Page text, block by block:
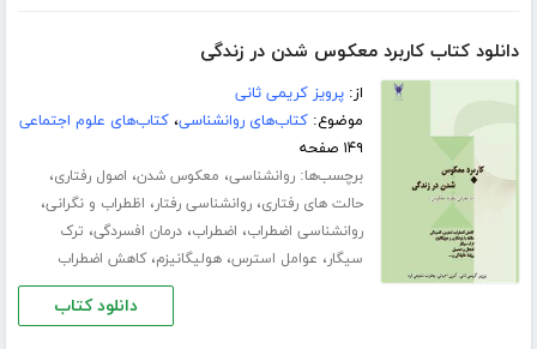
دانلود کتاب کاربرد معکوس شدن در زندگی
از:پرویز کریمی ثانی
موضوع:کتاب‌های روانشناسی،کتاب‌های علوم اجتماعی
۱۴۹ صفحه
برچسب‌ها:روانشناسی، معکوس شدن، اصول رفتاری،
حالت های رفتاری،روانشناسی رفتار، اظطراب و نگرانی،
روانشناسی اضطراب، اضطراب،درمان افسردگی، ترک
سیگار، عوامل استرس،هولیگانیزم،کاهش اضطراب
دانلود کتاب